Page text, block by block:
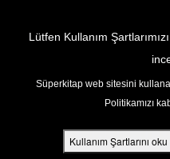
Lütfen Kullanım
Süperkitap web sitesini
Politikamızı
Kullanım Şartlarını oku
Bu Bölümü